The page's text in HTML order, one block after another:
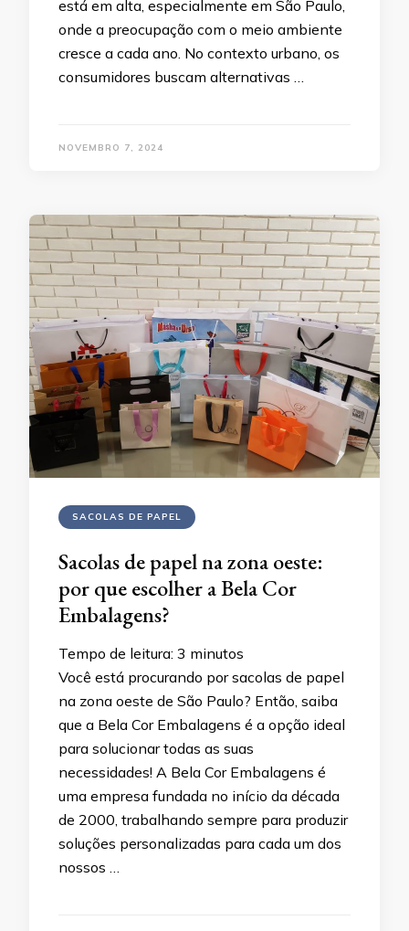
está em alta, especialmente em São Paulo,
onde a preocupação com o meio ambiente
cresce a cada ano. No contexto urbano, os
consumidores buscam alternativas …
NOVEMBRO 7, 2024
SACOLAS DE PAPEL
Sacolas de papel na zona oeste:
por que escolher a Bela Cor
Embalagens?
Tempo de leitura: 3 minutos
Você está procurando por sacolas de papel
na zona oeste de São Paulo? Então, saiba
que a Bela Cor Embalagens é a opção ideal
para solucionar todas as suas
necessidades! A Bela Cor Embalagens é
uma empresa fundada no início da década
de 2000, trabalhando sempre para produzir
soluções personalizadas para cada um dos
nossos …